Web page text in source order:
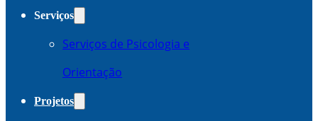
Serviços
Serviços de Psicologia e
Orientação
Projetos